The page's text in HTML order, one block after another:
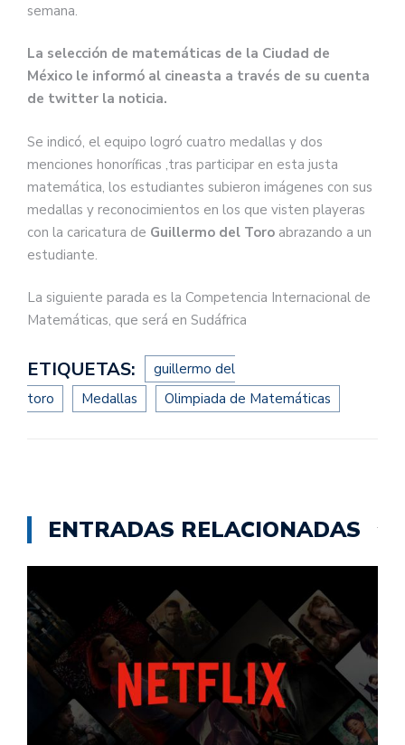
semana.
La selección de matemáticas de la Ciudad de
México le informó al cineasta a través de su cuenta
de twitter la noticia.
Se indicó, el equipo logró cuatro medallas y dos
menciones honoríficas ,tras participar en esta justa
matemática, los estudiantes subieron imágenes con sus
medallas y reconocimientos en los que visten playeras
con la caricatura de Guillermo del Toro abrazando a un
estudiante.
La siguiente parada es la Competencia Internacional de
Matemáticas, que será en Sudáfrica
ETIQUETAS:
guillermo del
toro
Medallas Olimpiada de Matemáticas
ENTRADAS RELACIONADAS